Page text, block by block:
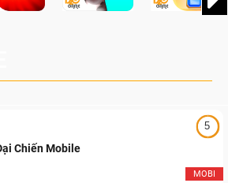
5
MOBI
Chiến Mobile